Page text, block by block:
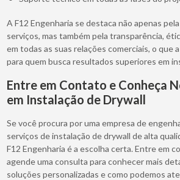
A F12 Engenharia se destaca não apenas
serviços, mas também pela transparência,
em todas as suas relações comerciais, o que
para quem busca resultados superiores em
Entre em Contato e Conheça
em Instalação de Drywall
Se você procura por uma empresa de
serviços de instalação de drywall de alta
F12 Engenharia é a escolha certa. Entre em
agende uma consulta para conhecer mais
soluções personalizadas e como podemos